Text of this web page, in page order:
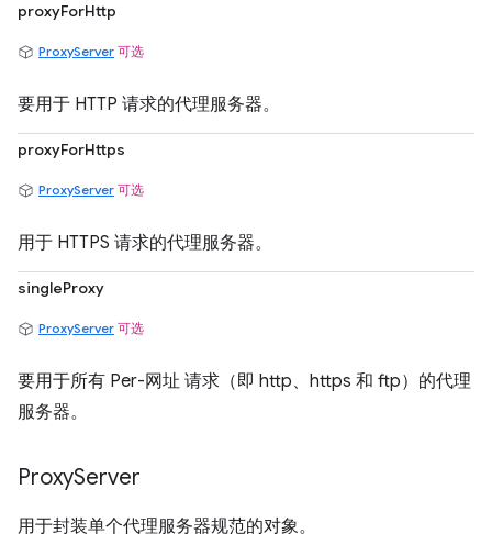
proxyForHttp
ProxyServer 可选
要用于 HTTP 请求的代理服务器。
proxyForHttps
ProxyServer 可选
用于 HTTPS 请求的代理服务器。
singleProxy
ProxyServer 可选
要用于所有 Per-网址 请求（即 http、https 和 ftp）的代理
服务器。
ProxyServer
用于封装单个代理服务器规范的对象。